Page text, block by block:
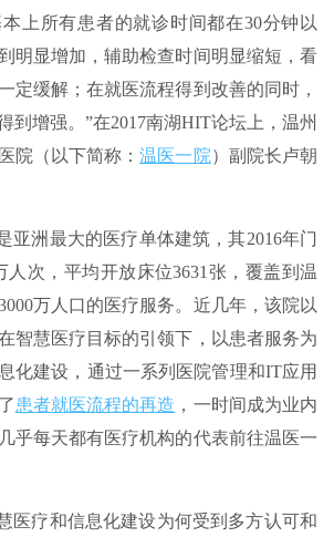
上所有患者的就诊时间都在30分钟以
明显增加，辅助检查时间明显缩短，看
定缓解；在就医流程得到改善的同时，
到增强。”在2017南湖HIT论坛上，温州
院（以下简称：温医一院）副院长卢朝
亚洲最大的医疗单体建筑，其2016年门
人次，平均开放床位3631张，覆盖到温
万人口的医疗服务。近几年，该院以
智慧医疗目标的引领下，以患者服务为
化建设，通过一系列医院管理和IT应用
患者就医流程的再造 ，一时间成为业内
乎每天都有医疗机构的代表前往温医一
医疗和信息化建设为何受到多方认可和